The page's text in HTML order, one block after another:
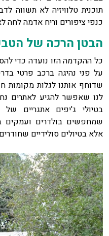
תוכנית טלוויזיה לא תשווה
כנפי ציפורים וריח אדמה לחה
הבטן הרכה של
כל ההקדמה הזו נועדה כדי
על פני נהיגה ברכב פרטי
שדוחף אותנו לגלות מקומות
לנו שאפשר להגיע לאתרים
בטיולי ג'יפים אתגריים
שמחפשים בולדרים ועמקים
אלא בטיולים סולידיים